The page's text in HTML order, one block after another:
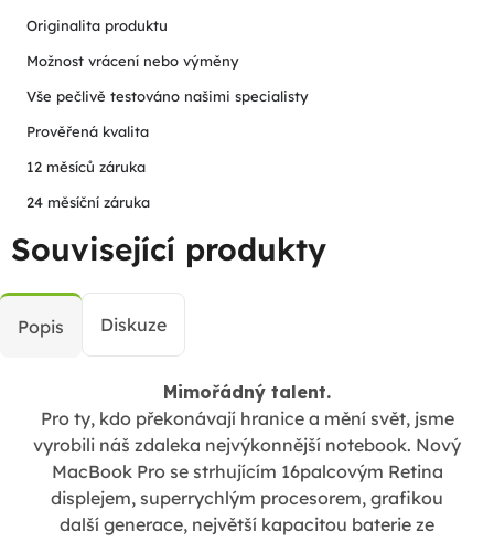
Originalita produktu
Možnost vrácení nebo výměny
Vše pečlivě testováno našimi specialisty
Prověřená kvalita
12 měsíců záruka
24 měsíční záruka
Související produkty
Popis Diskuze
Mimořádný talent.
Pro ty, kdo překonávají hranice a mění svět, jsme
vyrobili náš zdaleka nejvýkonnější notebook. Nový
MacBook Pro se strhujícím 16palcovým Retina
displejem, superrychlým procesorem, grafikou
další generace, největší kapacitou baterie ze